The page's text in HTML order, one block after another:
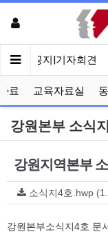
인 공지|기자회견
료 교육자료실
강원본부 소식지
강원지역본부
소식지4호.hwp
강원본부소식지4호 문